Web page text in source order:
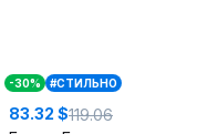
-30% #СТИЛЬНО
83.32 $119.06